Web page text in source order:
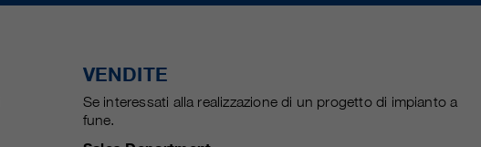
VENDITE
Se interessati alla realizzazione di un progetto di impianto a
fune.